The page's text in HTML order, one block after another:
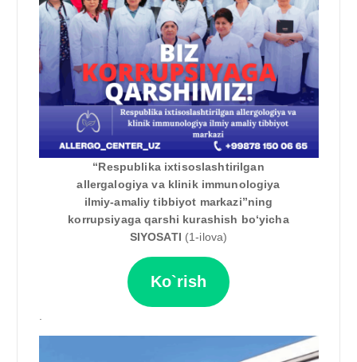
“Respublika ixtisoslashtirilgan
allergalogiya va klinik immunologiya
ilmiy-amaliy tibbiyot markazi”ning
korrupsiyaga qarshi kurashish bo‘yicha
SIYOSATI (1-ilova)
Ko`rish